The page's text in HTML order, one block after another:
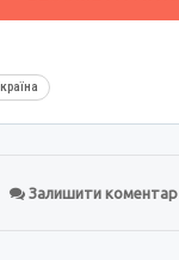
Залишити коментар